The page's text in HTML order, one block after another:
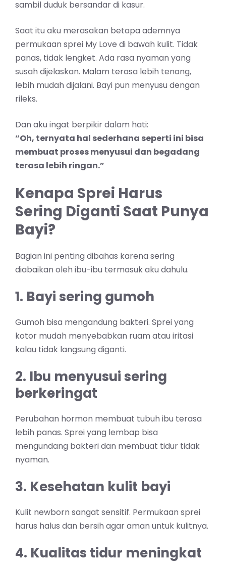
sambil duduk bersandar di kasur.
Saat itu aku merasakan betapa ademnya
permukaan sprei My Love di bawah kulit. Tidak
panas, tidak lengket. Ada rasa nyaman yang
susah dijelaskan. Malam terasa lebih tenang,
lebih mudah dijalani. Bayi pun menyusu dengan
rileks.
Dan aku ingat berpikir dalam hati:
“Oh, ternyata hal sederhana seperti ini bisa
membuat proses menyusui dan begadang
terasa lebih ringan.”
Kenapa Sprei Harus
Sering Diganti Saat Punya
Bayi?
Bagian ini penting dibahas karena sering
diabaikan oleh ibu-ibu termasuk aku dahulu.
1. Bayi sering gumoh
Gumoh bisa mengandung bakteri. Sprei yang
kotor mudah menyebabkan ruam atau iritasi
kalau tidak langsung diganti.
2. Ibu menyusui sering
berkeringat
Perubahan hormon membuat tubuh ibu terasa
lebih panas. Sprei yang lembap bisa
mengundang bakteri dan membuat tidur tidak
nyaman.
3. Kesehatan kulit bayi
Kulit newborn sangat sensitif. Permukaan sprei
harus halus dan bersih agar aman untuk kulitnya.
4. Kualitas tidur meningkat